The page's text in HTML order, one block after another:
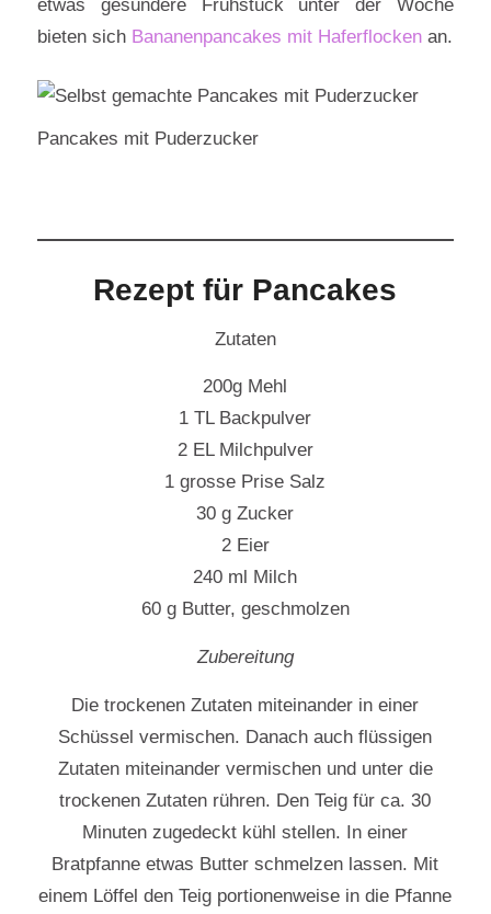
etwas gesündere Frühstück unter der Woche
bieten sich Bananenpancakes mit Haferflockenan.
Pancakes mit Puderzucker
Rezept für Pancakes
Zutaten
200g Mehl
1 TL Backpulver
2 EL Milchpulver
1 grosse Prise Salz
30 g Zucker
2 Eier
240 ml Milch
60 g Butter, geschmolzen
Zubereitung
Die trockenen Zutaten miteinander in einer
Schüssel vermischen. Danach auch flüssigen
Zutaten miteinander vermischen und unter die
trockenen Zutaten rühren. Den Teig für ca. 30
Minuten zugedeckt kühl stellen. In einer
Bratpfanne etwas Butter schmelzen lassen. Mit
einem Löffel den Teig portionenweise in die Pfanne